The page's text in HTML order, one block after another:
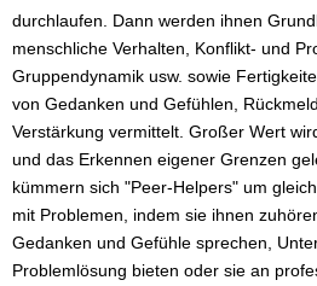
durchlaufen. Dann werden ihnen
menschliche Verhalten, Konflikt- und
Gruppendynamik usw. sowie
von Gedanken und Gefühlen,
Verstärkung vermittelt. Großer Wert
und das Erkennen eigener Grenzen
kümmern sich "Peer-Helpers" um
mit Problemen, indem sie ihnen
Gedanken und Gefühle sprechen,
Problemlösung bieten oder sie an